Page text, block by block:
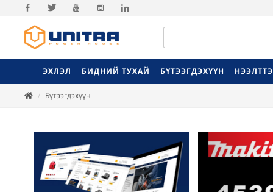
Facebook
ЭХЛЭЛ БИДНИЙ ТУХАЙ БҮТЭЭГДЭХҮҮН
Бүтээгдэхүүн